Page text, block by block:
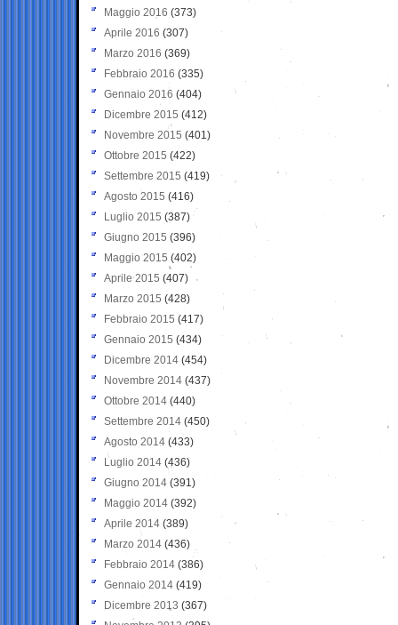
Maggio 2016 (373)
Aprile 2016 (307)
Marzo 2016 (369)
Febbraio 2016 (335)
Gennaio 2016 (404)
Dicembre 2015 (412)
Novembre 2015 (401)
Ottobre 2015 (422)
Settembre 2015 (419)
Agosto 2015 (416)
Luglio 2015 (387)
Giugno 2015 (396)
Maggio 2015 (402)
Aprile 2015 (407)
Marzo 2015 (428)
Febbraio 2015 (417)
Gennaio 2015 (434)
Dicembre 2014 (454)
Novembre 2014 (437)
Ottobre 2014 (440)
Settembre 2014 (450)
Agosto 2014 (433)
Luglio 2014 (436)
Giugno 2014 (391)
Maggio 2014 (392)
Aprile 2014 (389)
Marzo 2014 (436)
Febbraio 2014 (386)
Gennaio 2014 (419)
Dicembre 2013 (367)